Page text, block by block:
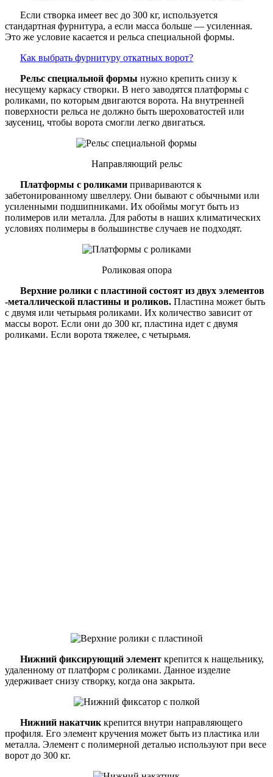
Если створка имеет вес до 300 кг, используется
стандартная фурнитура, а если масса больше — усиленная.
Это же условие касается и рельса специальной формы.
Как выбрать фурнитуру откатных ворот?
Рельс специальной формы нужно крепить снизу к
несущему каркасу створки. В него заводятся платформы с
роликами, по которым двигаются ворота. На внутренней
поверхности рельса не должно быть шероховатостей или
заусениц, чтобы ворота смогли легко двигаться.
Направляющий рельс
Платформы с роликами привариваются к
забетонированному швеллеру. Они бывают с обычными или
усиленными подшипниками. Их обоймы могут быть из
полимеров или металла. Для работы в наших климатических
условиях полимеры в большинстве случаев не подходят.
Роликовая опора
Верхние ролики с пластиной состоят из двух элементов
-металлической пластины и роликов. Пластина может быть
с двумя или четырьмя роликами. Их количество зависит от
массы ворот. Если они до 300 кг, пластина идет с двумя
роликами. Если ворота тяжелее, с четырьмя.
Нижний фиксирующий элемент крепится к нащельнику,
удаленному от платформ с роликами. Данное изделие
удерживает снизу створку, когда она закрыта.
Нижний накатчик крепится внутри направляющего
профиля. Его элемент кручения может быть из пластика или
металла. Элемент с полимерной деталью используют при весе
ворот до 300 кг.